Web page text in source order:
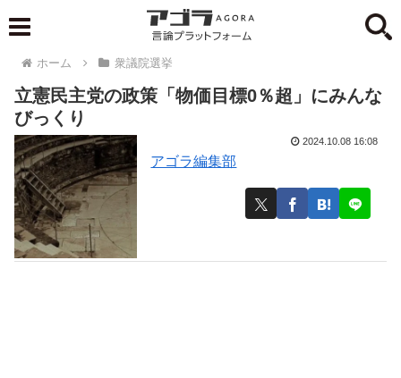
ホーム 衆議院選挙
立憲民主党の政策「物価目標0％超」にみんな
びっくり
アゴラ編集部
2024.10.08 16:08